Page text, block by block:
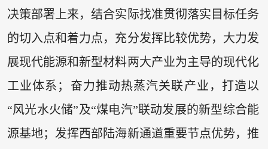
决策部署上来，结合实际找准贯彻落实目标任务
的切入点和着力点，充分发挥比较优势，大力发
展现代能源和新型材料两大产业为主导的现代化
工业体系；奋力推动热蒸汽关联产业，打造以
“风光水火储”及“煤电汽”联动发展的新型综合能
源基地；发挥西部陆海新通道重要节点优势，推